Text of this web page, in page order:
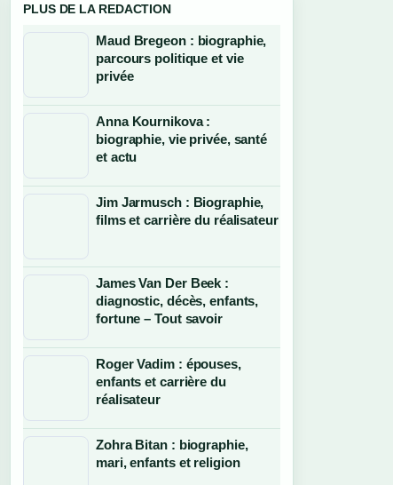
PLUS DE LA REDACTION
Maud Bregeon : biographie,
parcours politique et vie
privée
Anna Kournikova :
biographie, vie privée, santé
et actu
Jim Jarmusch : Biographie,
films et carrière du réalisateur
James Van Der Beek :
diagnostic, décès, enfants,
fortune – Tout savoir
Roger Vadim : épouses,
enfants et carrière du
réalisateur
Zohra Bitan : biographie,
mari, enfants et religion